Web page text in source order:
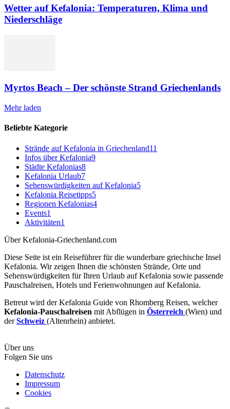
Wetter auf Kefalonia: Temperaturen, Klima und
Niederschläge
Myrtos Beach – Der schönste Strand Griechenlands
Mehr laden
Beliebte Kategorie
Strände auf Kefalonia in Griechenland11
Infos über Kefalonia9
Städte Kefalonias8
Kefalonia Urlaub7
Sehenswürdigkeiten auf Kefalonia5
Kefalonia Reisetipps5
Regionen Kefalonias4
Events1
Aktivitäten1
Über Kefalonia-Griechenland.com
Diese Seite ist ein Reiseführer für die wunderbare griechische Insel
Kefalonia. Wir zeigen Ihnen die schönsten Strände, Orte und
Sehenswürdigkeiten für Ihren Urlaub auf Kefalonia sowie passende
Pauschalreisen, Hotels und Ferienwohnungen auf Kefalonia.
Betreut wird der Kefalonia Guide von Rhomberg Reisen, welcher
Kefalonia-Pauschalreisen mit Abflügen in Österreich (Wien) und
derSchweiz (Altenrhein) anbietet.
Über uns
Folgen Sie uns
Datenschutz
Impressum
Cookies